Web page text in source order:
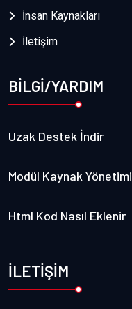
İnsan Kaynakları
İletişim
BİLGİ/YARDIM
Uzak Destek İndir
Modül Kaynak Yönetimi
Html Kod Nasıl Eklenir
İLETİŞİM